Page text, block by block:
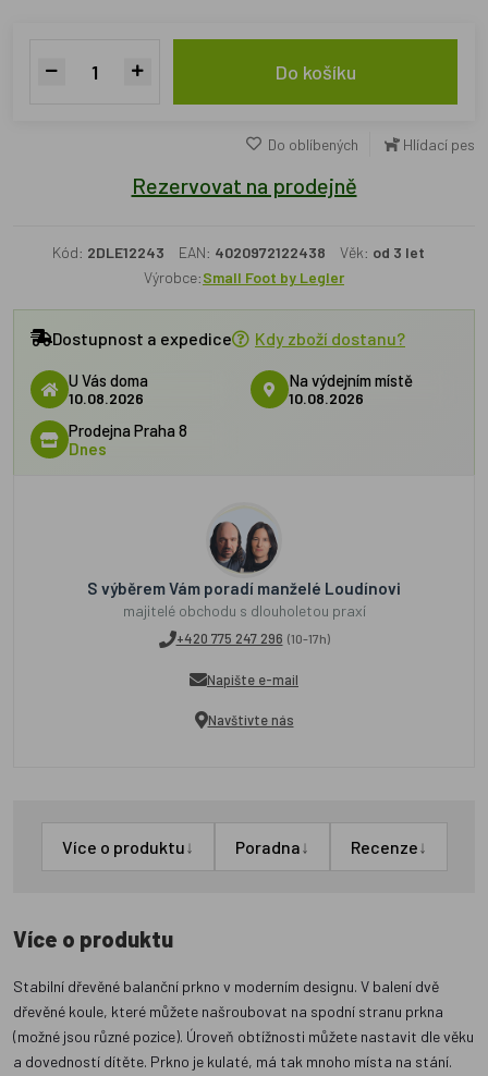
Do košíku
Do oblíbených Hlídací pes
Rezervovat na prodejně
Kód: 2DLE12243 EAN: 4020972122438 Věk: od 3 let
Výrobce:Small Foot by Legler
Dostupnost a expedice Kdy zboží dostanu?
U Vás doma
10.08.2026
Na výdejním místě
10.08.2026
Prodejna Praha 8
Dnes
S výběrem Vám poradí manželé Loudínovi
majitelé obchodu s dlouholetou praxí
+420 775 247 296 (10-17h)
Napište e-mail
Navštivte nás
Více o produktu↓ Poradna↓ Recenze↓
Více o produktu
Stabilní dřevěné balanční prkno v moderním designu. V balení dvě
dřevěné koule, které můžete našroubovat na spodní stranu prkna
(možné jsou různé pozice). Úroveň obtížnosti můžete nastavit dle věku
a dovedností dítěte. Prkno je kulaté, má tak mnoho místa na stání.